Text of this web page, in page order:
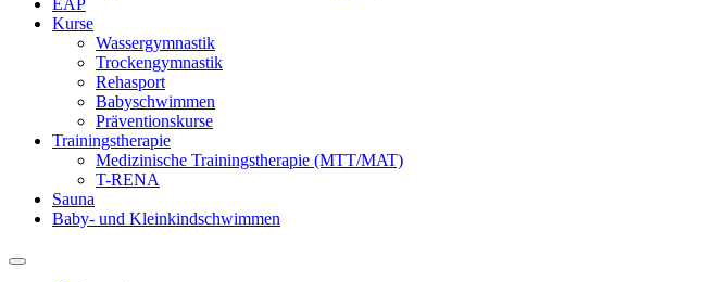
EAP
Kurse
Wassergymnastik
Trockengymnastik
Rehasport
Babyschwimmen
Präventionskurse
Trainingstherapie
Medizinische Trainingstherapie (MTT/MAT)
T-RENA
Sauna
Baby- und Kleinkindschwimmen